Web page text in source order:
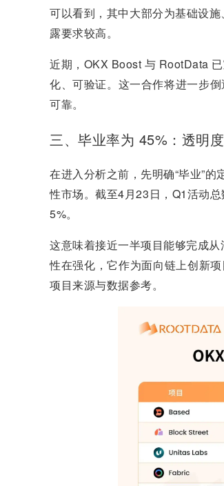
可以看到，其中大部分为基础设
露要求较高。
近期，OKX Boost 与 RootData
化、可验证。这一合作将进一步
可靠。
三、毕业率为 45%：透明
在进入分析之前，先明确“毕业”
性市场。截至4月23日，Q1活动
5%。
这意味着接近一半项目能够完成
性在强化，它作为面向链上创新
项目来源与数据参考。